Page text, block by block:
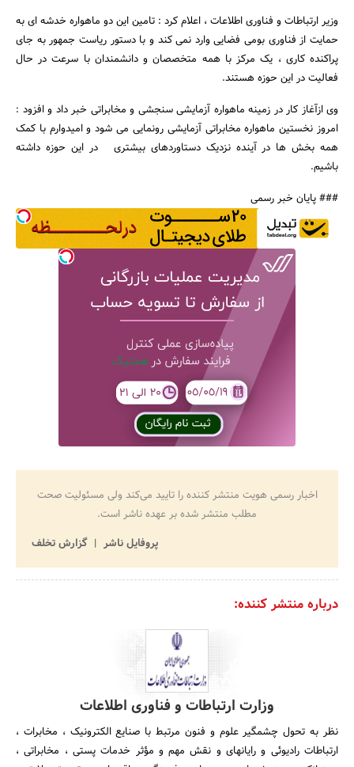
وزیر ارتباطات و فناوری اطلاعات ، اعلام کرد : تامین این دو ماهواره خدشه ای به
حمایت از فناوری بومی فضایی وارد نمی کند و با دستور ریاست جمهور به جای
پراکنده کاری ، یک مرکز با همه متخصصان و دانشمندان با سرعت در حال
فعالیت در این حوزه هستند.
وی ازآغاز کار در زمینه ماهواره آزمایشی سنجشی و مخابراتی خبر داد و افزود :
امروز نخستین ماهواره مخابراتی آزمایشی رونمایی می شود و امیدوارم با کمک
همه بخش ها در آینده نزدیک دستاوردهای بیشتری در این حوزه داشته
باشیم.
### پایان خبر رسمی
اخبار رسمی هویت منتشر کننده را تایید می‌کند ولی مسئولیت صحت
مطلب منتشر شده بر عهده ناشر است.
پروفایل ناشر
گزارش تخلف
درباره منتشر کننده:
وزارت ارتباطات و فناوری اطلاعات
نظر به تحول چشمگیر علوم و فنون مرتبط با صنایع الکترونیک ، مخابرات ،
ارتباطات رادیوئی و رایانه‎ای و نقش مهم و مؤثر خدمات پستی ، مخابراتی ،